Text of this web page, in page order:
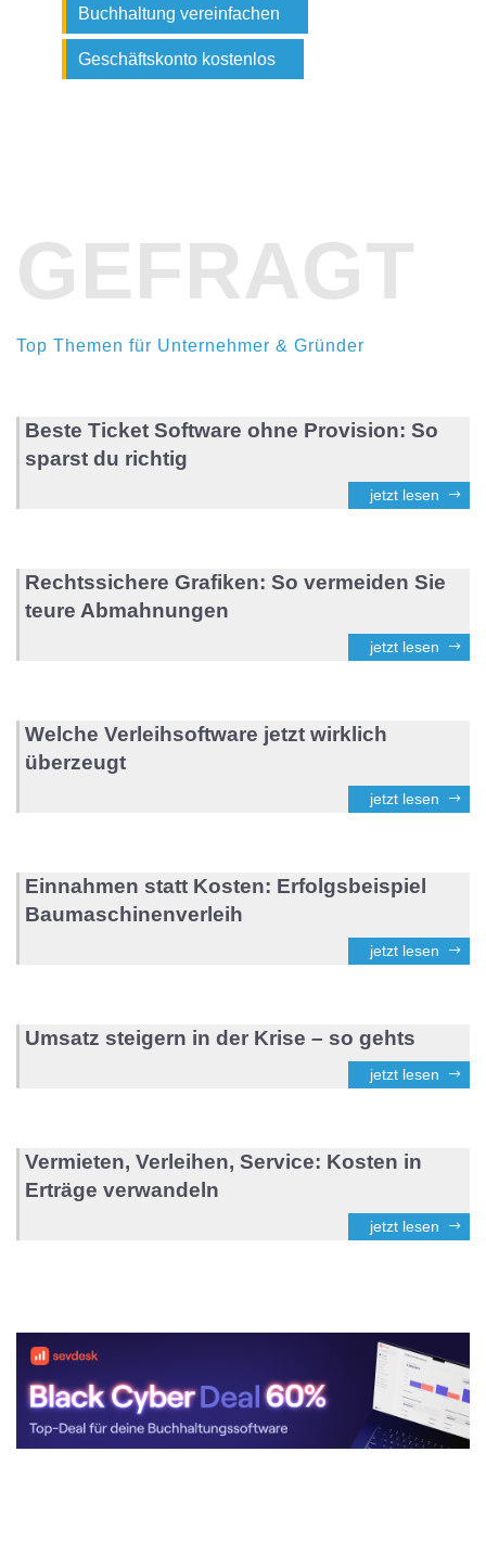
Buchhaltung vereinfachen
Geschäftskonto kostenlos
GEFRAGT
Top Themen für Unternehmer & Gründer
Beste Ticket Software ohne Provision: So
sparst du richtig
jetzt lesen
Rechtssichere Grafiken: So vermeiden Sie
teure Abmahnungen
jetzt lesen
Welche Verleihsoftware jetzt wirklich
überzeugt
jetzt lesen
Einnahmen statt Kosten: Erfolgsbeispiel
Baumaschinenverleih
jetzt lesen
Umsatz steigern in der Krise – so gehts
jetzt lesen
Vermieten, Verleihen, Service: Kosten in
Erträge verwandeln
jetzt lesen